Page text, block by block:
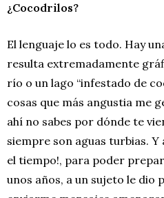
¿Cocodrilos?
El lenguaje lo es todo. Hay
resulta extremadamente
río o un lago “infestado de
cosas que más angustia me
ahí no sabes por dónde te
siempre son aguas turbias. Y
el tiempo!, para poder
unos años, a un sujeto le dio